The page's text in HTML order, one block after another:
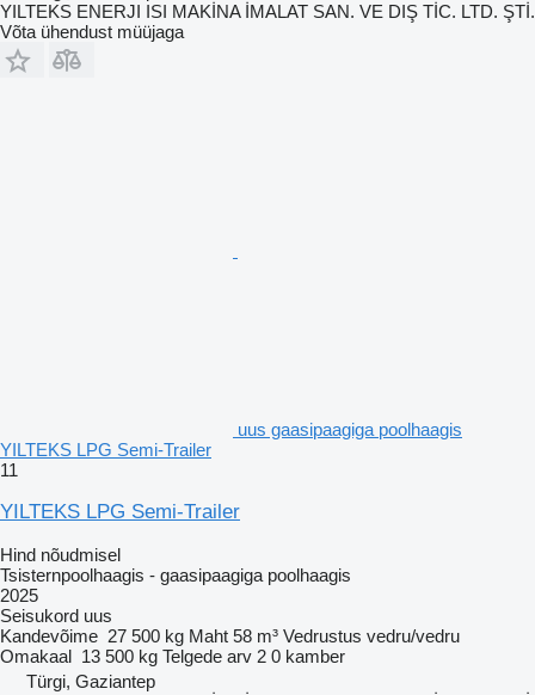
YILTEKS ENERJI ISI MAKİNA İMALAT SAN. VE DIŞ TİC. LTD. ŞTİ.
Võta ühendust müüjaga
uus gaasipaagiga poolhaagis
YILTEKS LPG Semi-Trailer
11
YILTEKS LPG Semi-Trailer
Hind nõudmisel
Tsisternpoolhaagis - gaasipaagiga poolhaagis
2025
Seisukord uus
Kandevõime 27 500 kg Maht 58 m³ Vedrustus vedru/vedru
Omakaal 13 500 kg Telgede arv 2 0 kamber
Türgi, Gaziantep